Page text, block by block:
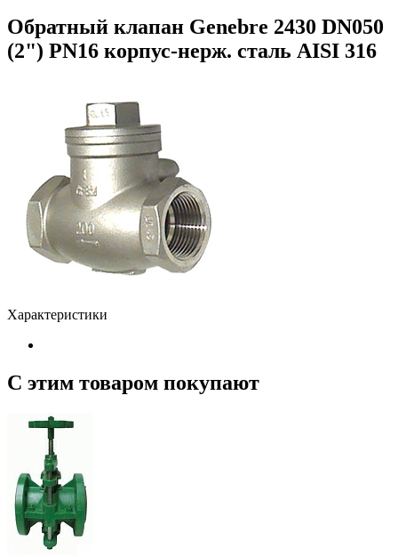
Обратный клапан Genebre 2430 DN050
(2") PN16 корпус-нерж. сталь AISI 316
Характеристики
С этим товаром покупают